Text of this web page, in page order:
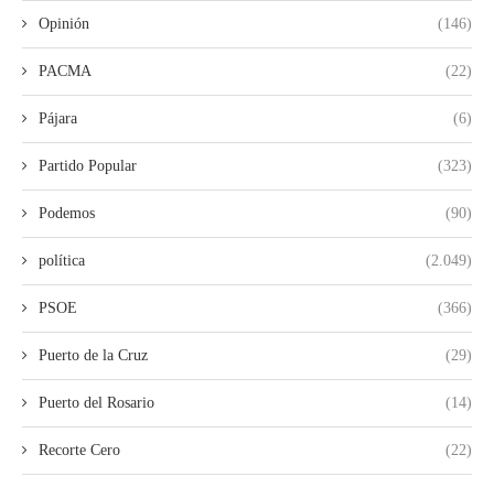
Opinión (146)
PACMA (22)
Pájara (6)
Partido Popular (323)
Podemos (90)
política (2.049)
PSOE (366)
Puerto de la Cruz (29)
Puerto del Rosario (14)
Recorte Cero (22)